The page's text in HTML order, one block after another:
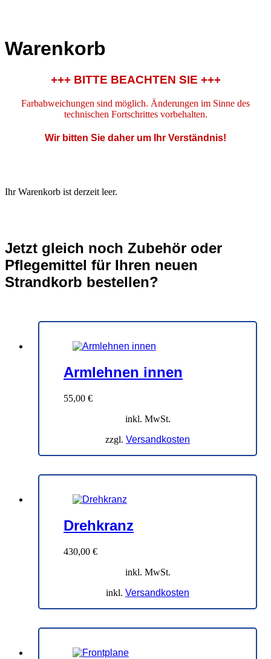
Warenkorb
+++ BITTE BEACHTEN SIE +++
Farbabweichungen sind möglich. Änderungen im Sinne des
technischen Fortschrittes vorbehalten.
Wir bitten Sie daher um Ihr Verständnis!
Ihr Warenkorb ist derzeit leer.
Jetzt gleich noch Zubehör oder
Pflegemittel für Ihren neuen
Strandkorb bestellen?
Armlehnen innen
55,00 €
inkl. MwSt.
zzgl. Versandkosten
Drehkranz
430,00 €
inkl. MwSt.
inkl. Versandkosten